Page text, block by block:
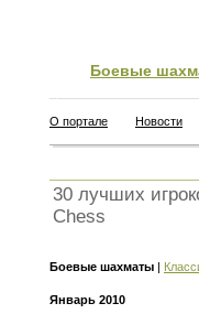
Боевые
О портале Новости
30 лучших
Chess
Боевые шахматы |
Январь 2010